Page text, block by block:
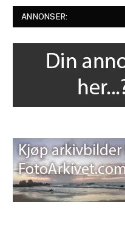
ANNONSER: